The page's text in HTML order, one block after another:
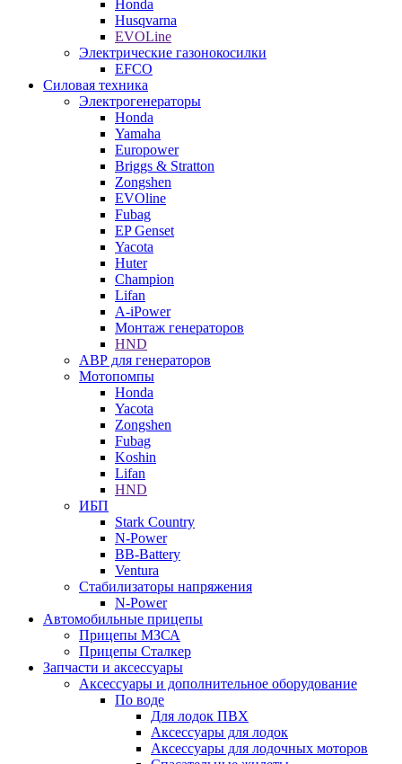
Honda
Husqvarna
EVOLine
Электрические газонокосилки
EFCO
Силовая техника
Электрогенераторы
Honda
Yamaha
Europower
Briggs & Stratton
Zongshen
EVOline
Fubag
EP Genset
Yacota
Huter
Champion
Lifan
A-iPower
Монтаж генераторов
HND
АВР для генераторов
Мотопомпы
Honda
Yacota
Zongshen
Fubag
Koshin
Lifan
HND
ИБП
Stark Country
N-Power
BB-Battery
Ventura
Стабилизаторы напряжения
N-Power
Автомобильные прицепы
Прицепы МЗСА
Прицепы Сталкер
Запчасти и аксессуары
Аксессуары и дополнительное оборудование
По воде
Для лодок ПВХ
Аксессуары для лодок
Аксессуары для лодочных моторов